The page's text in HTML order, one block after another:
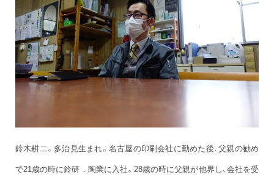
鈴木耕二。多治見生まれ。名古屋の印刷会社に勤めた後、父親の勧め
で21歳の時に鈴研．陶業に入社。28歳の時に父親が他界し、会社を受